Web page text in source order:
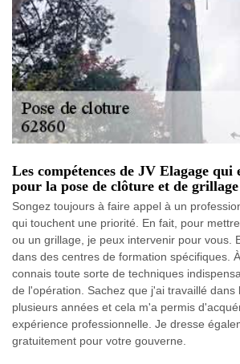
Les compétences de JV Elagage
pour la pose de clôture et de grillage
Songez toujours à faire appel à un
qui touchent une priorité. En fait, pour
ou un grillage, je peux intervenir pour vous.
dans des centres de formation spécifiques.
connais toute sorte de techniques
de l'opération. Sachez que j'ai travaillé dans
plusieurs années et cela m'a permis
expérience professionnelle. Je dresse
gratuitement pour votre gouverne.